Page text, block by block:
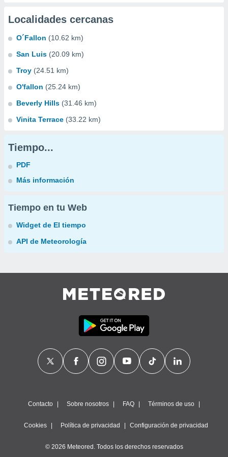
Localidades cercanas
O´Fallon (10.62 km)
San Luis (20.09 km)
Troy (24.51 km)
O'fallon (25.24 km)
Beverly Hills (31.46 km)
Vinita Terrace (33.22 km)
Tiempo...
PDF
Más información
Tiempo en tu Web
Widget de El tiempo
API de Meteorología
Contacto Sobre nosotros FAQ Términos de uso
Cookies Política de privacidad Configuración de privacidad
© 2026 Meteored. Todos los derechos reservados